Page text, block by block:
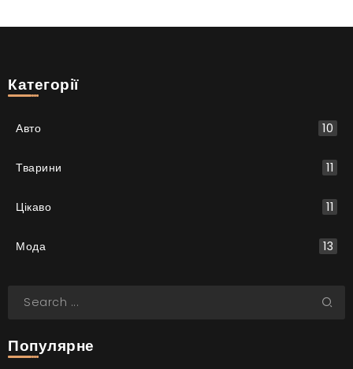
Категорії
Авто 10
Тварини 11
Цікаво 11
Мода 13
Популярне